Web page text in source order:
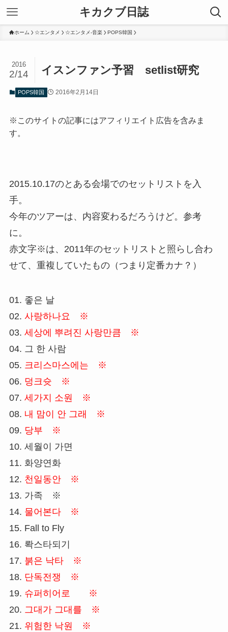
キカクブ日誌
ホーム ☆エンタメ ☆エンタメ-音楽 POPS韓国
イスンファン予習 setlist研究
2016
2/14
POPS韓国 2016年2月14日
※このサイトの記事にはアフィリエイト広告を含みま
す。
2015.10.17のとある会場でのセットリストを入
手。
今年のツアーは、内容変わるだろうけど。参考
に。
赤文字※は、2011年のセットリストと照らし合わ
せて、重複していたもの（つまり定番カナ？）
01. 좋은 날
02. 사랑하나요 ※
03. 세상에 뿌려진 사랑만큼 ※
04. 그 한 사람
05. 크리스마스에는 ※
06. 덩크슛 ※
07. 세가지 소원 ※
08. 내 맘이 안 그래 ※
09. 당부 ※
10. 세월이 가면
11. 화양연화
12. 천일동안 ※
13. 가족 ※
14. 물어본다 ※
15. Fall to Fly
16. 롹스타되기
17. 붉은 낙타 ※
18. 단독전쟁 ※
19. 슈퍼히어로 ※
20. 그대가 그대를 ※
21. 위험한 낙원 ※